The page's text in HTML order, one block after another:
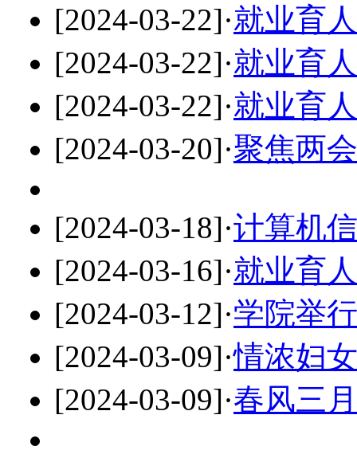
[2024-03-22]·就业育
[2024-03-22]·就业育
[2024-03-22]·就业育
[2024-03-20]·聚焦两
[2024-03-18]·计算机
[2024-03-16]·就业育
[2024-03-12]·学院举
[2024-03-09]·情浓妇
[2024-03-09]·春风三